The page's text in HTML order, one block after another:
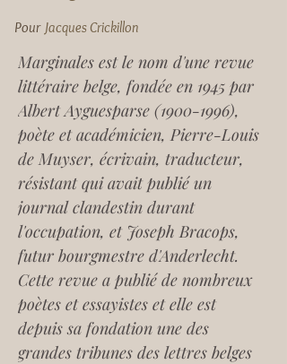
Pour Jacques Crickillon
Marginales est le nom d'une revue
littéraire belge, fondée en 1945 par
Albert Ayguesparse (1900-1996),
poète et académicien, Pierre-Louis
de Muyser, écrivain, traducteur,
résistant qui avait publié un
journal clandestin durant
l'occupation, et Joseph Bracops,
futur bourgmestre d'Anderlecht.
Cette revue a publié de nombreux
poètes et essayistes et elle est
depuis sa fondation une des
grandes tribunes des lettres belges